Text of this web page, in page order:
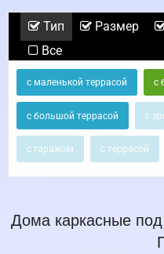
Тип Размер
Все
с маленькой террасой с
с большой террасой с
с гаражом с террасой
Дома каркасные